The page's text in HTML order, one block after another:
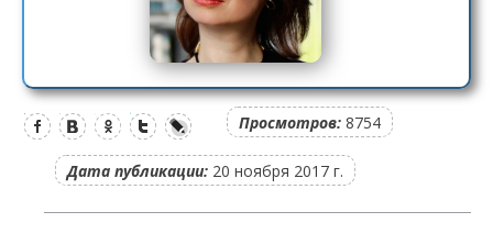
Просмотров: 8754
Дата публикации: 20 ноября 2017 г.